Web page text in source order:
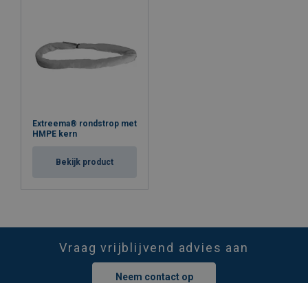
Extreema® rondstrop met
HMPE kern
Bekijk product
Vraag vrijblijvend advies aan
Neem contact op